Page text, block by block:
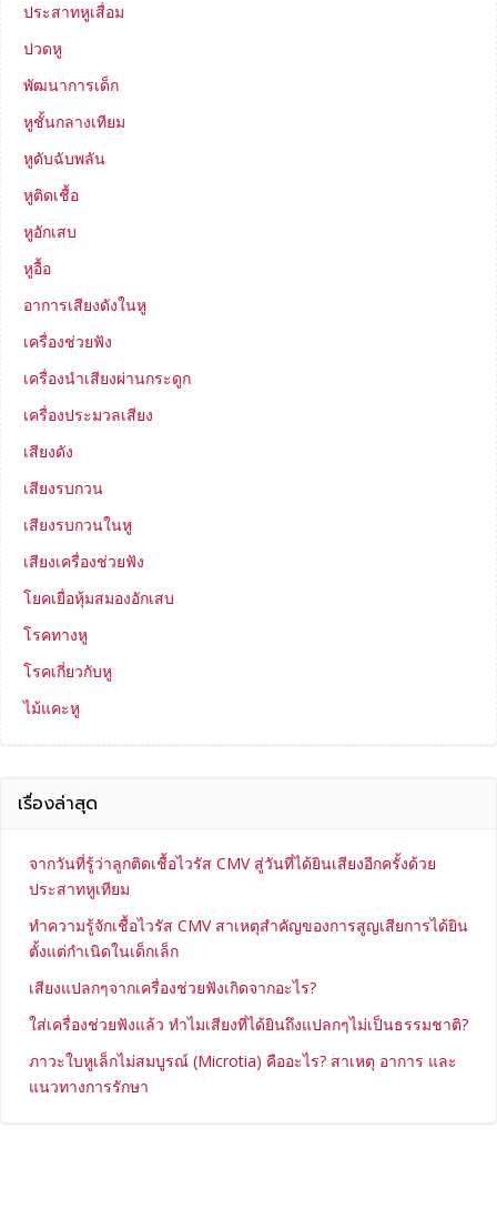
ประสาทหูเสื่อม
ปวดหู
พัฒนาการเด็ก
หูชั้นกลางเทียม
หูดับฉับพลัน
หูติดเชื้อ
หูอักเสบ
หูอื้อ
อาการเสียงดังในหู
เครื่องช่วยฟัง
เครื่องนำเสียงผ่านกระดูก
เครื่องประมวลเสียง
เสียงดัง
เสียงรบกวน
เสียงรบกวนในหู
เสียงเครื่องช่วยฟัง
โยคเยื่อหุ้มสมองอักเสบ
โรคทางหู
โรคเกี่ยวกับหู
ไม้แคะหู
เรื่องล่าสุด
จากวันที่รู้ว่าลูกติดเชื้อไวรัส CMV สู่วันที่ได้ยินเสียงอีกครั้งด้วย
ประสาทหูเทียม
ทำความรู้จักเชื้อไวรัส CMV สาเหตุสำคัญของการสูญเสียการได้ยิน
ตั้งแต่กำเนิดในเด็กเล็ก
เสียงแปลกๆจากเครื่องช่วยฟังเกิดจากอะไร?
ใส่เครื่องช่วยฟังแล้ว ทำไมเสียงที่ได้ยินถึงแปลกๆไม่เป็นธรรมชาติ?
ภาวะใบหูเล็กไม่สมบูรณ์ (Microtia) คืออะไร? สาเหตุ อาการ และ
แนวทางการรักษา